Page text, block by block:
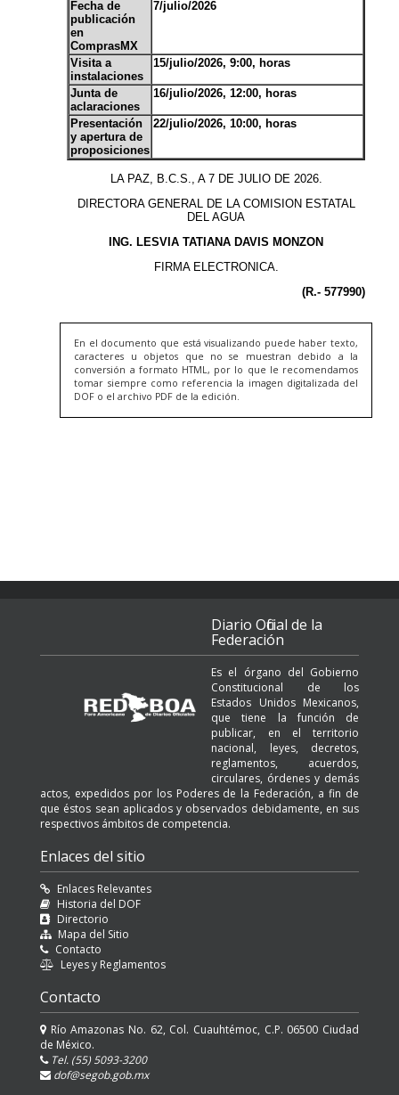
En el documento que está visualizando puede haber texto,
caracteres u objetos que no se muestran debido a la
conversión a formato HTML, por lo que le recomendamos
tomar siempre como referencia la imagen digitalizada del
DOF o el archivo PDF de la edición.
Diario Oficial de la
Federación
Es el órgano del Gobierno
Constitucional de los
Estados Unidos Mexicanos,
que tiene la función de
publicar, en el territorio
nacional, leyes, decretos,
reglamentos, acuerdos,
circulares, órdenes y demás
actos, expedidos por los Poderes de la Federación, a fin de
que éstos sean aplicados y observados debidamente, en sus
respectivos ámbitos de competencia.
Enlaces del sitio
Enlaces Relevantes
Historia del DOF
Directorio
Mapa del Sitio
Contacto
Leyes y Reglamentos
Contacto
Río Amazonas No. 62, Col. Cuauhtémoc, C.P. 06500 Ciudad
de México.
Tel. (55) 5093-3200
dof@segob.gob.mx